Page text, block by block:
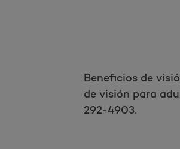
Beneficios de
de visión para
292-4903.